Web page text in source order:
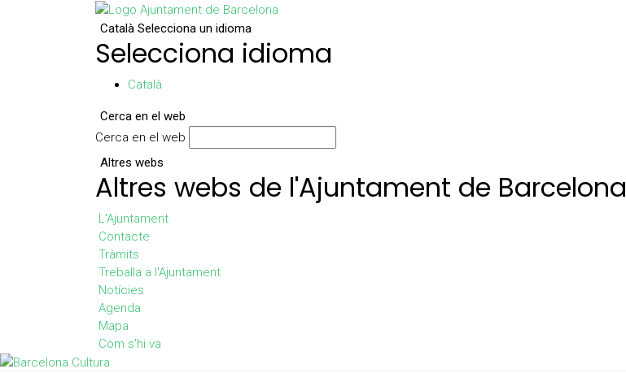
Català Selecciona un idioma
Selecciona idioma
Català
Cerca en el web
Cerca en el web
Altres webs
Altres webs de l'Ajuntament de Barcelona
L'Ajuntament
Contacte
Tràmits
Treballa a l'Ajuntament
Notícies
Agenda
Mapa
Com s'hi va